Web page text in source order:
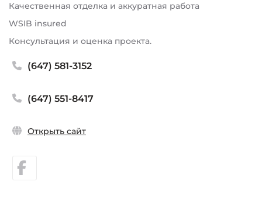
Качественная отделка и аккуратная работа
WSIB insured
Консультация и оценка проекта.
(647) 581-3152
(647) 551-8417
Открыть сайт